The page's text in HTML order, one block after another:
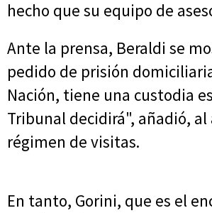
hecho que su equipo de
Ante la prensa, Beraldi se
pedido de prisión
Nación, tiene una custodia
Tribunal decidirá", añadió,
régimen de visitas.
En tanto, Gorini, que es el